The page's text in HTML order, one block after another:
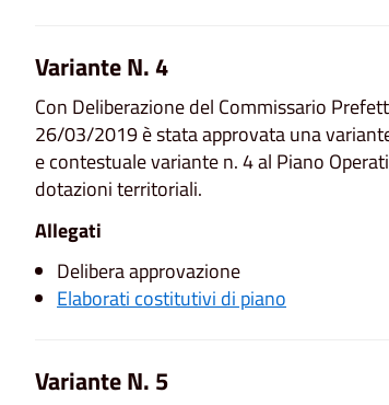
Variante N. 4
Con Deliberazione del Commissario
26/03/2019 è stata approvata una
e contestuale variante n. 4 al Piano
dotazioni territoriali.
Allegati
Delibera approvazione
Elaborati costitutivi di piano
Variante N. 5